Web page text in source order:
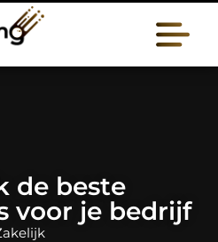
de beste
voor je bedrijf